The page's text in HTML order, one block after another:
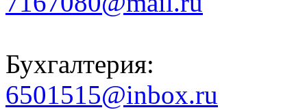
Бухгалтерия:
6501515@inbox.ru